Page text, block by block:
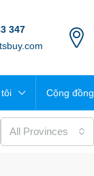
347
Cộng đồng
All Provinces